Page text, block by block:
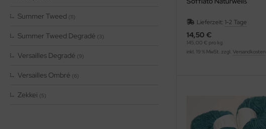
Summer Tweed (11)
Summer Tweed Degradé (3)
Versailles Degradé (9)
Versailles Ombré (6)
Zekkei (5)
Lieferzeit: 1-2 Tage
14,50 €
145,00 € pro kg
inkl. 19 % MwSt. zzgl. Versandkosten